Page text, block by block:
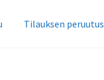
Tilauksen peruutus